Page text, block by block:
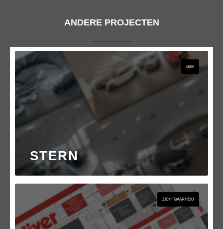
ANDERE PROJECTEN
GBV
STERN
ZICHTBAARHEID